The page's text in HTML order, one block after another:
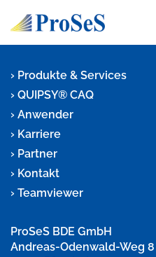
Produkte & Services
QUIPSY® CAQ
Anwender
Karriere
Partner
Kontakt
Teamviewer
ProSeS BDE GmbH
Andreas-Odenwald-Weg 8